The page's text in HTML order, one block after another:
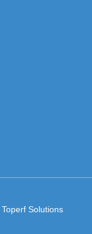
Toperf Solutions